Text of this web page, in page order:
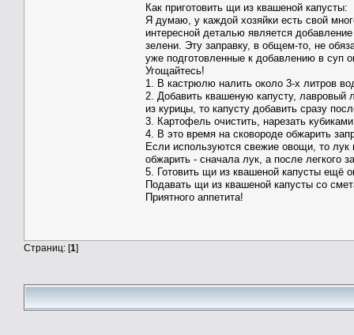
Как приготовить щи из квашеной капусты:
Я думаю, у каждой хозяйки есть свой
интересной деталью является
зелени. Эту заправку, в общем-то, не
уже подготовленные к добавлению в суп
Угощайтесь!
1. В кастрюлю налить около 3-х литров
2. Добавить квашеную капусту, лавровый
из курицы, то капусту добавить сразу
3. Картофель очистить, нарезать
4. В это время на сковороде обжарить
Если используются свежие овощи, то лук
обжарить - сначала лук, а после легкого
5. Готовить щи из квашеной капусты ещё
Подавать щи из квашеной капусты со
Приятного аппетита!
Страниц: [1]